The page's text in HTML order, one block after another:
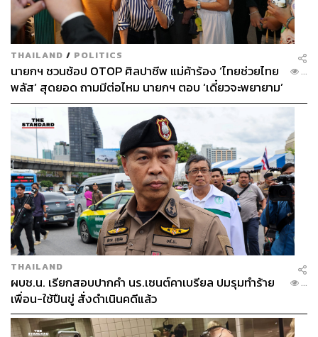
THAILAND / POLITICS
นายกฯ ชวนช้อป OTOP ศิลปาชีพ แม่ค้าร้อง ‘ไทยช่วยไทย
พลัส’ สุดยอด ถามมีต่อไหม นายกฯ ตอบ ‘เดี๋ยวจะพยายาม’
...
THAILAND
ผบช.น. เรียกสอบปากคำ นร.เซนต์คาเบรียล ปมรุมทำร้าย
เพื่อน-ใช้ปืนขู่ สั่งดำเนินคดีแล้ว
...